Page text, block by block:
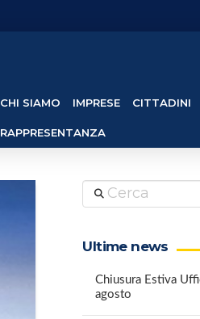
CHI SIAMO IMPRESE CITTADINI
RAPPRESENTANZA
Cerca
Ultime news
Chiusura Estiva
agosto